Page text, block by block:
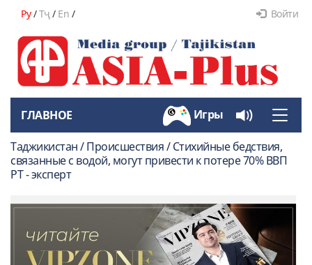
Ру/Тҷ/ En / Войти
Toggle
ГЛАВНОЕ Игры
Таджикистан / Происшествия / Стихийные бедствия,
связанные с водой, могут привести к потере 70% ВВП
РТ - эксперт